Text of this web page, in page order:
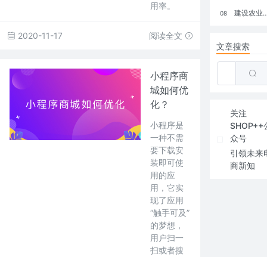
用率。
2020-11-17 阅读全文
小程序商
城如何优
化？
小程序是
一种不需
要下载安
装即可使
用的应
用，它实
现了应用
“触手可及”
的梦想，
用户扫一
扫或者搜
08 建设农业强国，网上商城来助力！
文章搜索
关注
SHOP++
众号
引领未来
商新知